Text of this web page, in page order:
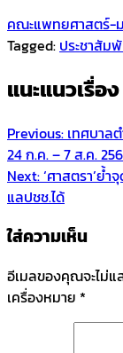
คณะแพทยศาสตร์-
Tagged: ประชาสัม
แนะแนวเรื่อง
Previous: เทศบาล
24 ก.ค. – 7 ส.ค.
Next:‘ศาสตรา’ย้
แลปชช.ได้
ใส่ความเห็น
อีเมลของคุณจะไม่แ
เครื่องหมาย *